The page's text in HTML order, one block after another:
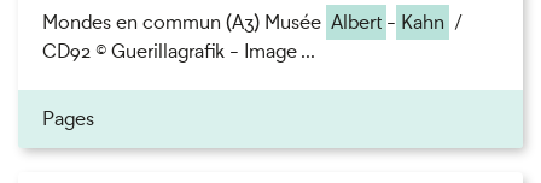
Mondes en commun (A3) Musée Albert - Kahn /
CD92 © Guerillagrafik - Image ...
Pages